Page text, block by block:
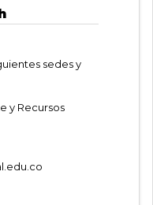
sedes y
y Recursos